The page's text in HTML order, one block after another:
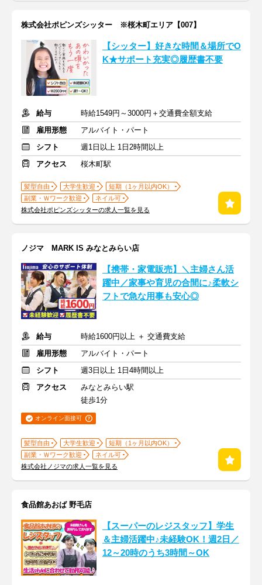
株式会社ポピンズシッター ※桜木町エリア【007】
【シッター】好きな時間＆場所でO
K★サポート充実◎履歴書不要
給与
時給1549円～3000円＋交通費全額支給
雇用形態
アルバイト・パート
シフト
週1日以上 1日2時間以上
アクセス
桜木町駅
髪型自由 大学生歓迎
短期（1ヶ月以内OK）
副業・Ｗワーク歓迎
ネイル可
株式会社ポピンズシッターの求人一覧を見る
ノジマ MARK IS みなとみらい店
【携帯・家電販売】＼主婦さん活
躍中／家事や育児の合間に♪柔軟シ
フトで急な用事も安心◎
給与
時給1600円以上 ＋ 交通費支給
雇用形態
アルバイト・パート
シフト
週3日以上 1日4時間以上
アクセス
みなとみらい駅
徒歩1分
オンライン面接可
髪型自由 大学生歓迎
短期（1ヶ月以内OK）
副業・Ｗワーク歓迎
ネイル可
株式会社ノジマの求人一覧を見る
食品館あおば 野毛店
【スーパーのレジスタッフ】学生
＆主婦活躍中♪未経験OK！週2日／
12～20時のうち3時間～OK